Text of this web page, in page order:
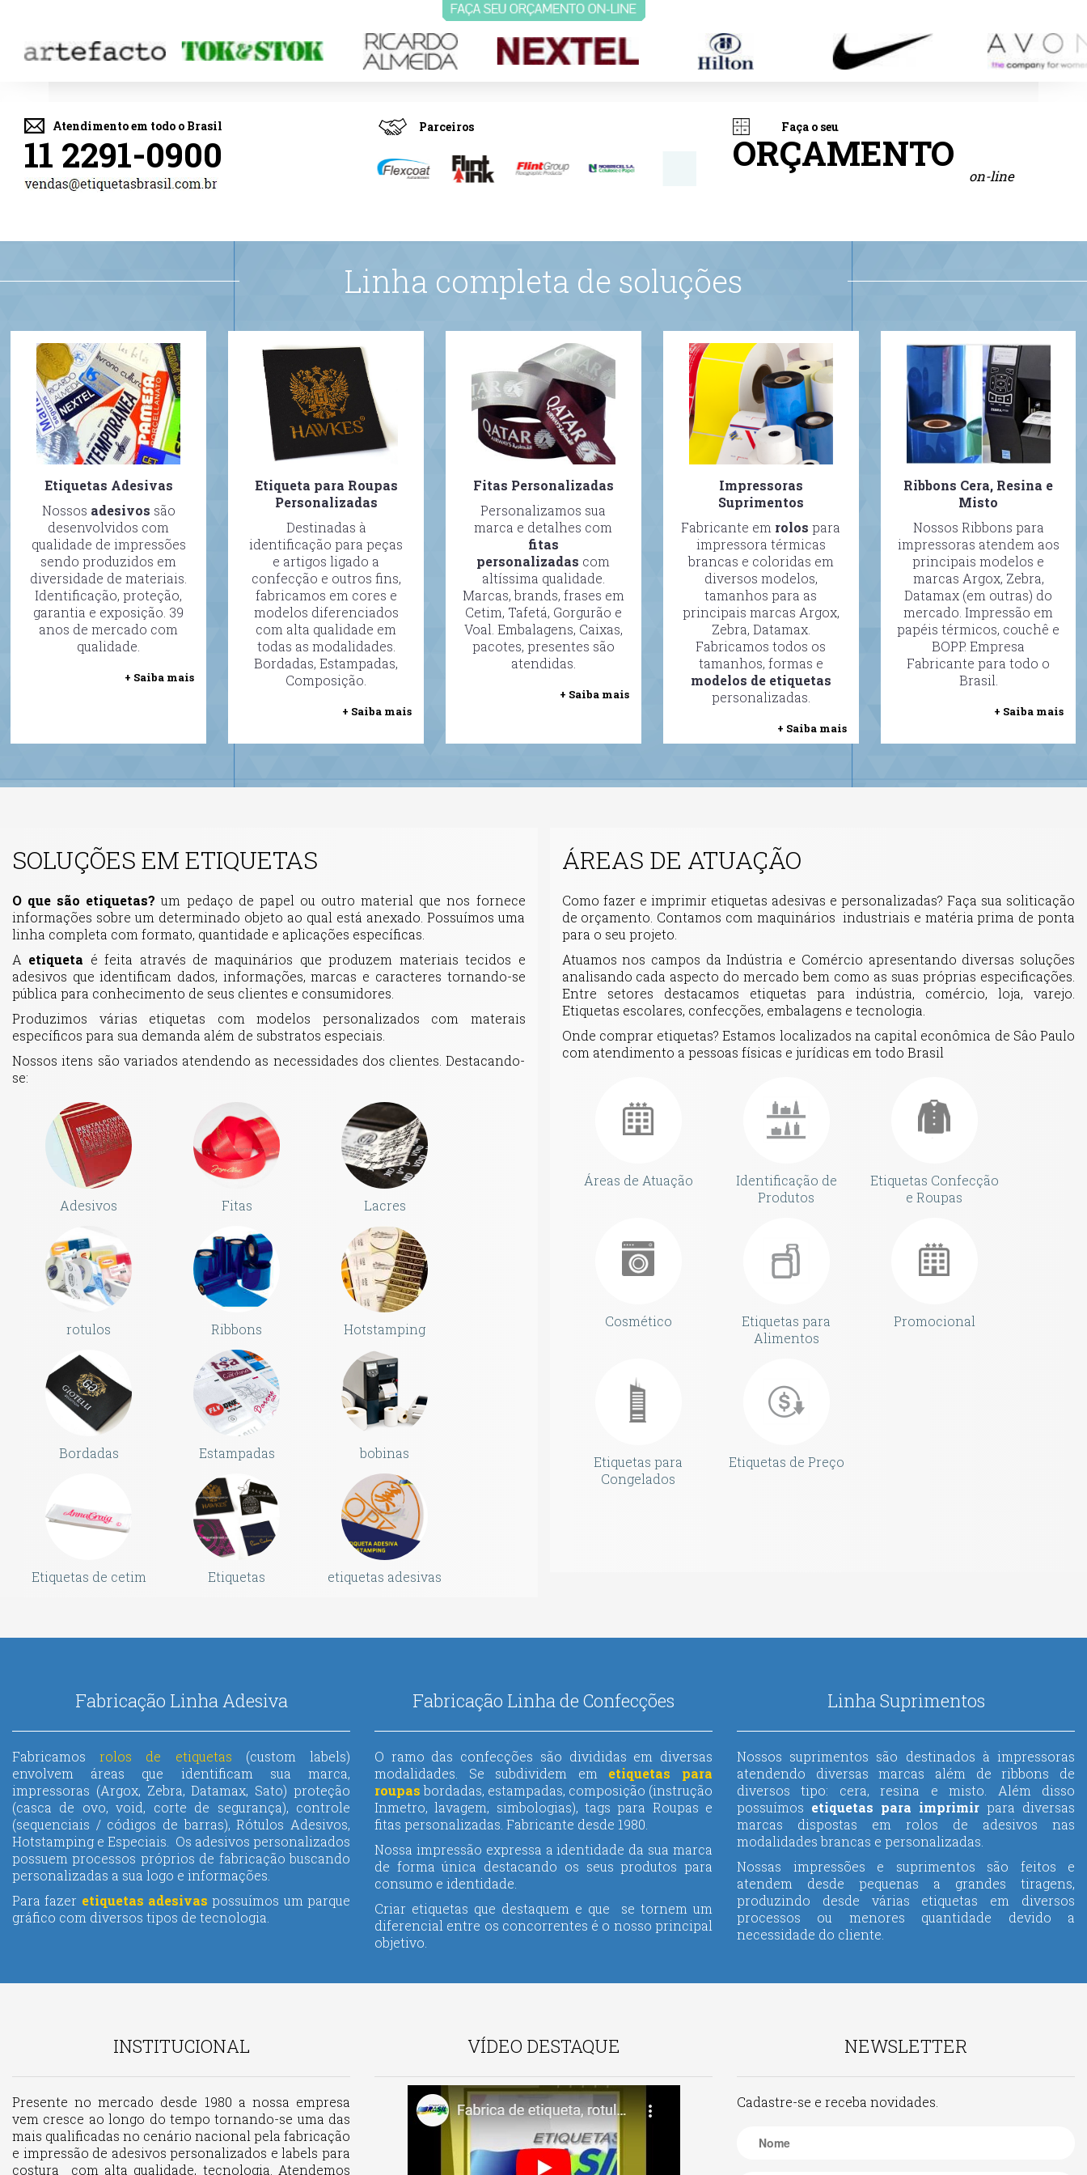
Atendimento em todo o Brasil
11 2291-0900
Faça o seu
ORÇAMENTO
on-line
Parceiros
Linha completa de soluções
Etiquetas Adesivas
Nossos adesivos são
desenvolvidos com
qualidade de impressões
sendo produzidos em
diversidade de materiais.
Identificação, proteção,
garantia e exposição. 39
anos de mercado com
qualidade.
+ Saiba mais
Etiqueta para Roupas
Personalizadas
Destinadas à
identificação para peças
e artigos ligado a
confecção e outros fins,
fabricamos em cores e
modelos diferenciados
com alta qualidade em
todas as modalidades.
Bordadas, Estampadas,
Composição.
+ Saiba mais
Fitas Personalizadas
Personalizamos sua
marca e detalhes com
fitas
personalizadas com
altíssima qualidade.
Marcas, brands, frases em
Cetim, Tafetá, Gorgurão e
Voal. Embalagens, Caixas,
pacotes, presentes são
atendidas.
+ Saiba mais
Impressoras
Suprimentos
Fabricante em rolos para
impressora térmicas
brancas e coloridas em
diversos modelos,
tamanhos para as
principais marcas Argox,
Zebra, Datamax.
Fabricamos todos os
tamanhos, formas e
modelos de etiquetas
personalizadas.
+ Saiba mais
Ribbons Cera, Resina e
Misto
Nossos Ribbons para
impressoras atendem aos
principais modelos e
marcas Argox, Zebra,
Datamax (em outras) do
mercado. Impressão em
papéis térmicos, couchê e
BOPP. Empresa
Fabricante para todo o
Brasil.
+ Saiba mais
SOLUÇÕES EM ETIQUETAS
O que são etiquetas? um pedaço de papel ou outro material que nos fornece
informações sobre um determinado objeto ao qual está anexado. Possuímos uma
linha completa com formato, quantidade e aplicações específicas.
A etiqueta é feita através de maquinários que produzem materiais tecidos e
adesivos que identificam dados, informações, marcas e caracteres tornando-se
pública para conhecimento de seus clientes e consumidores.
Produzimos várias etiquetas com modelos personalizados com materais
específicos para sua demanda além de substratos especiais.
Nossos itens são variados atendendo as necessidades dos clientes. Destacando-
se:
Adesivos Fitas Lacres
rotulos Ribbons Hotstamping
Bordadas Estampadas bobinas
Etiquetas de cetim Etiquetas etiquetas adesivas
ÁREAS DE ATUAÇÃO
Como fazer e imprimir etiquetas adesivas e personalizadas? Faça sua soliticação
de orçamento. Contamos com maquinários industriais e matéria prima de ponta
para o seu projeto.
Atuamos nos campos da Indústria e Comércio apresentando diversas soluções
analisando cada aspecto do mercado bem como as suas próprias especificações.
Entre setores destacamos etiquetas para indústria, comércio, loja, varejo.
Etiquetas escolares, confecções, embalagens e tecnologia.
Onde comprar etiquetas? Estamos localizados na capital econômica de Sâo Paulo
com atendimento a pessoas físicas e jurídicas em todo Brasil
Áreas de Atuação
Identificação de
Produtos
Etiquetas Confecção
e Roupas
Cosmético
Etiquetas para
Alimentos
Promocional
Etiquetas para
Congelados
Etiquetas de Preço
Fabricação Linha Adesiva
Fabricamosrolos de etiquetas (custom labels)
envolvem áreas que identificam sua marca,
impressoras (Argox, Zebra, Datamax, Sato) proteção
(casca de ovo, void, corte de segurança), controle
(sequenciais / códigos de barras), Rótulos Adesivos,
Hotstamping e Especiais. Os adesivos personalizados
possuem processos próprios de fabricação buscando
personalizadas a sua logo e informações.
Para fazer etiquetas adesivas possuímos um parque
gráfico com diversos tipos de tecnologia.
Fabricação Linha de Confecções
O ramo das confecções são divididas em diversas
modalidades. Se subdividem em etiquetas para
roupasbordadas, estampadas, composição (instrução
Inmetro, lavagem, simbologias), tags para Roupas e
fitas personalizadas. Fabricante desde 1980.
Nossa impressão expressa a identidade da sua marca
de forma única destacando os seus produtos para
consumo e identidade.
Criar etiquetas que destaquem e que se tornem um
diferencial entre os concorrentes é o nosso principal
objetivo.
Linha Suprimentos
Nossos suprimentos são destinados à impressoras
atendendo diversas marcas além de ribbons de
diversos tipo: cera, resina e misto. Além disso
possuímos etiquetas para imprimir para diversas
marcas dispostas em rolos de adesivos nas
modalidades brancas e personalizadas.
Nossas impressões e suprimentos são feitos e
atendem desde pequenas a grandes tiragens,
produzindo desde várias etiquetas em diversos
processos ou menores quantidade devido a
necessidade do cliente.
INSTITUCIONAL
Presente no mercado desde 1980 a nossa empresa
vem cresce ao longo do tempo tornando-se uma das
mais qualificadas no cenário nacional pela fabricação
e impressão de adesivos personalizados e labels para
costura com alta qualidade, tecnologia. Atendemos
VÍDEO DESTAQUE NEWSLETTER
Cadastre-se e receba novidades.